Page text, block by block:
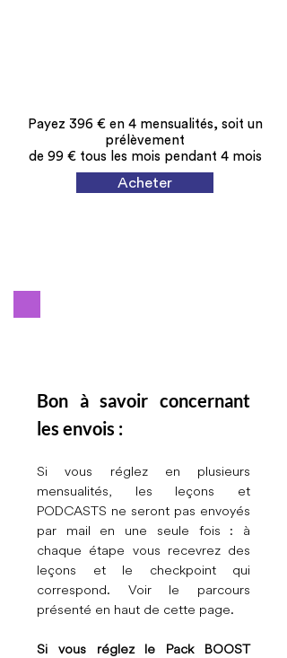
Payez 396 € en 4 mensualités, soit un
prélèvement
de 99 € tous les mois pendant 4 mois
Acheter
Bon à savoir concernant
les envois :
Si vous réglez en plusieurs
mensualités, les leçons et
PODCASTS ne seront pas envoyés
par mail en une seule fois : à
chaque étape vous recevrez des
leçons et le checkpoint qui
correspond. Voir le parcours
présenté en haut de cette page.
Si vous réglez le Pack BOOST